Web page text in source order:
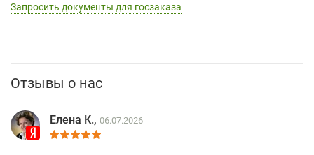
Запросить документы для госзаказа
Отзывы о нас
Елена К., 06.07.2026